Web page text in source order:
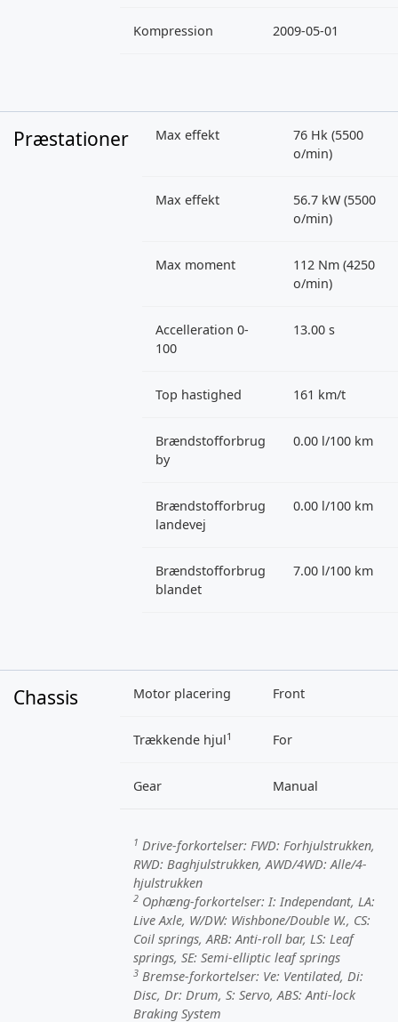
Kompression 2009-05-01
Præstationer Max effekt
76 Hk (5500
o/min)
Max effekt
56.7 kW (5500
o/min)
Max moment
112 Nm (4250
o/min)
Accelleration 0-
100
13.00 s
Top hastighed 161 km/t
Brændstofforbrug
by
0.00 l/100 km
Brændstofforbrug
landevej
0.00 l/100 km
Brændstofforbrug
blandet
7.00 l/100 km
Chassis Motor placering Front
Trækkende hjul1 For
Gear Manual
1 Drive-forkortelser: FWD: Forhjulstrukken,
RWD: Baghjulstrukken,AWD/4WD: Alle/4-
hjulstrukken
2 Ophæng-forkortelser: I: Independant, LA:
Live Axle, W/DW: Wishbone/Double W., CS:
Coil springs,ARB: Anti-roll bar, LS: Leaf
springs, SE: Semi-elliptic leaf springs
3 Bremse-forkortelser: Ve: Ventilated, Di:
Disc, Dr: Drum, S: Servo,ABS: Anti-lock
Braking System